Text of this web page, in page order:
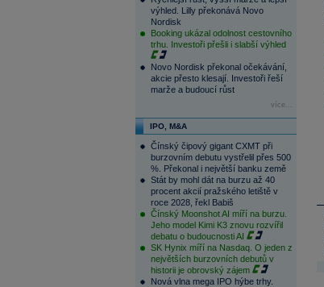
výhled. Lilly překonává Novo
Nordisk
Booking ukázal odolnost cestovního
trhu. Investoři přešli i slabší výhled
Novo Nordisk překonal očekávání,
akcie přesto klesají. Investoři řeší
marže a budoucí růst
více...
IPO, M&A
Čínský čipový gigant CXMT při
burzovním debutu vystřelil přes 500
%. Překonal i největší banku země
Stát by mohl dát na burzu až 40
procent akcií pražského letiště v
roce 2028, řekl Babiš
Čínský Moonshot AI míří na burzu.
Jeho model Kimi K3 znovu rozvířil
debatu o budoucnosti AI
SK Hynix míří na Nasdaq. O jeden z
největších burzovních debutů v
historii je obrovský zájem
Nová vlna mega IPO hýbe trhy.